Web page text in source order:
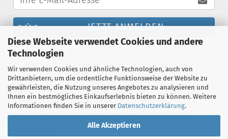
Diese Webseite verwendet Cookies und andere
Technologien
Wir verwenden Cookies und ähnliche Technologien, auch von
Drittanbietern, um die ordentliche Funktionsweise der Website zu
gewährleisten, die Nutzung unseres Angebotes zu analysieren und
Ihnen ein bestmögliches Einkaufserlebnis bieten zu können. Weitere
Informationen finden Sie in unserer Datenschutzerklärung.
Alle Akzeptieren
JETZT ANMELDEN
Melden Sie sich noch heute zum Schanz-
Newsletter an und profitieren Sie von exklusiven
Vergünstigungen. Sie können den Newsletter
jederzeit kostenlos abbestellen. Die
Kontaktdaten hierzu finden Sie in unserem